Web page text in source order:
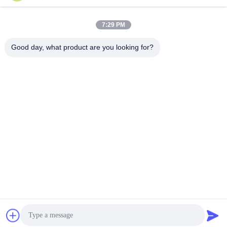
Obtenha o melhor preço
Telefone
7:29 PM
Good day, what product are you looking for?